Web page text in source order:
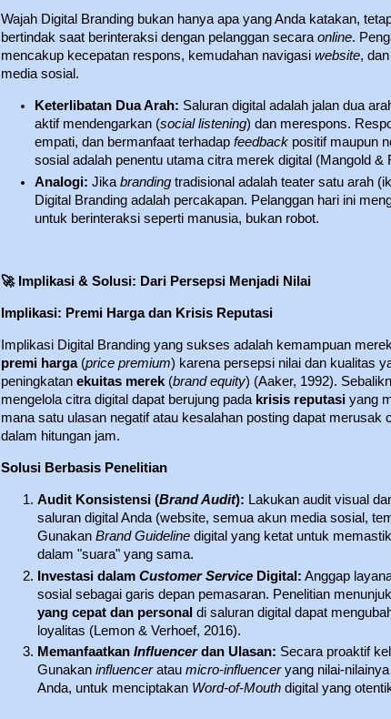
Wajah Digital Branding bukan hanya apa yang Anda katakan,
bertindak saat berinteraksi dengan pelanggan secara online.
mencakup kecepatan respons, kemudahan navigasi website,
media sosial.
Keterlibatan Dua Arah: Saluran digital adalah jalan dua
aktif mendengarkan (social listening) dan merespons.
empati, dan bermanfaat terhadapfeedback positif maupun
sosial adalah penentu utama citra merek digital (Mangold &
Analogi: Jikabranding tradisional adalah teater satu arah
Digital Branding adalah percakapan. Pelanggan hari ini
untuk berinteraksi seperti manusia, bukan robot.
🚀Implikasi & Solusi: Dari Persepsi Menjadi Nilai
Implikasi: Premi Harga dan Krisis Reputasi
Implikasi Digital Branding yang sukses adalah kemampuan
premi harga(price premium) karena persepsi nilai dan kualitas
peningkatan ekuitas merek (brand equity) (Aaker, 1992).
mengelola citra digital dapat berujung pada krisis reputasi yang
mana satu ulasan negatif atau kesalahan posting dapat merusak
dalam hitungan jam.
Solusi Berbasis Penelitian
Audit Konsistensi (Brand Audit): Lakukan audit visual
saluran digital Anda (website, semua akun media sosial,
Gunakan Brand Guideline digital yang ketat untuk
dalam "suara" yang sama.
Investasi dalam Customer Service Digital: Anggap
sosial sebagai garis depan pemasaran. Penelitian
yang cepat dan personal di saluran digital dapat
loyalitas (Lemon & Verhoef, 2016).
Memanfaatkan Influencerdan Ulasan: Secara proaktif
Gunakan influenceratau micro-influenceryang nilai-
Anda, untuk menciptakan Word-of-Mouth digital yang